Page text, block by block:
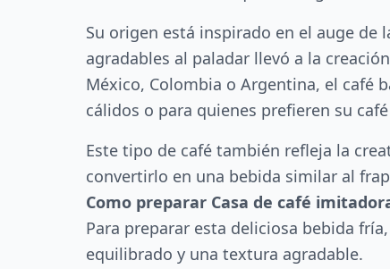
Su origen está inspirado en el auge de
agradables al paladar llevó a la
México, Colombia o Argentina, el café
cálidos o para quienes prefieren su
Este tipo de café también refleja la
convertirlo en una bebida similar al
Como preparar Casa de café
Para preparar esta deliciosa bebida
equilibrado y una textura agradable.